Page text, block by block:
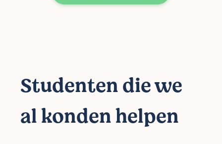
Studenten die we
al konden helpen